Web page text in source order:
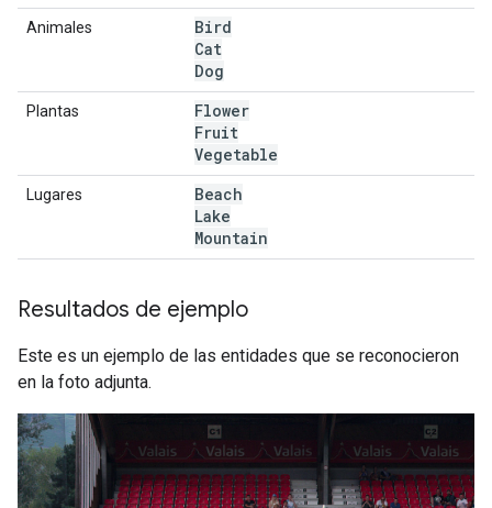
Animales
Bird
Cat
Dog
Plantas
Flower
Fruit
Vegetable
Lugares
Beach
Lake
Mountain
Resultados de ejemplo
Este es un ejemplo de las entidades que se reconocieron
en la foto adjunta.